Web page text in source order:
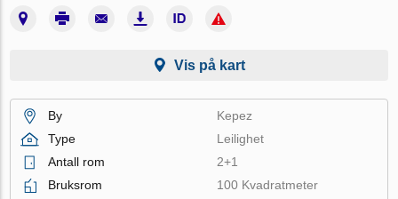
Vis på kart
By
Kepez
Type
Leilighet
Antall rom
2+1
Bruksrom
100 Kvadratmeter